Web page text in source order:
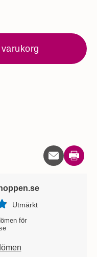
de Provance EP Savon
Skriv
Utmärkt
för